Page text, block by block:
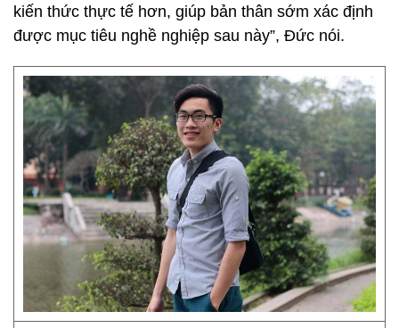
kiến thức thực tế hơn, giúp bản thân sớm xác định
được mục tiêu nghề nghiệp sau này”, Đức nói.